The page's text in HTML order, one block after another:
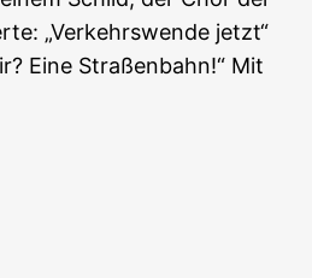
„Verkehrswende jetzt“
Eine Straßenbahn!“ Mit